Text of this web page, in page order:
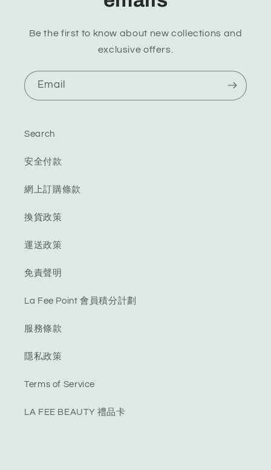
Be the first to know about new collections and
exclusive offers.
Email
Search
安全付款
網上訂購條款
換貨政策
運送政策
免責聲明
La Fee Point 會員積分計劃
服務條款
隱私政策
Terms of Service
LA FEE BEAUTY 禮品卡